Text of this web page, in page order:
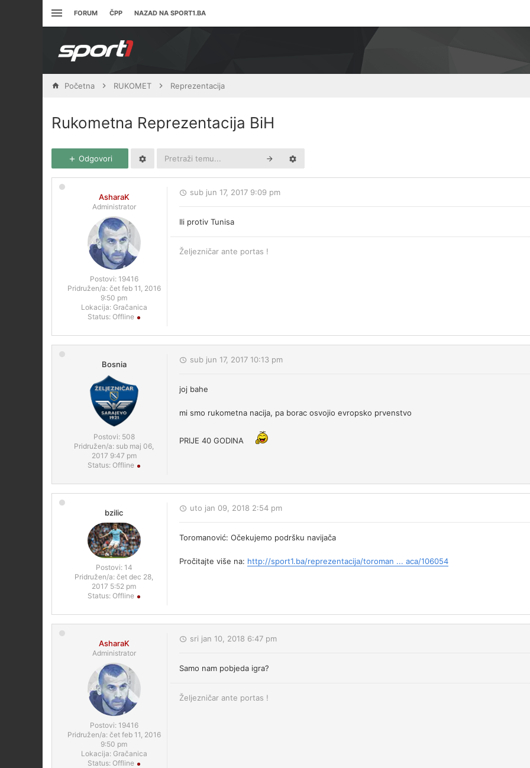
FORUM ČPP NAZAD NA SPORT1.BA
Početna RUKOMET Reprezentacija
Rukometna Reprezentacija BiH
Odgovori
AsharaK
Administrator
Postovi: 19416
Pridružen/a: čet feb 11, 2016
9:50 pm
Lokacija:Gračanica
Status: Offline
sub jun 17, 2017 9:09 pm
Ili protiv Tunisa
Željezničar ante portas !
Bosnia
Postovi: 508
Pridružen/a: sub maj 06,
2017 9:47 pm
Status: Offline
sub jun 17, 2017 10:13 pm
joj bahe
mi smo rukometna nacija, pa borac osvojio evropsko prvenstvo
PRIJE 40 GODINA
bzilic
Postovi: 14
Pridružen/a: čet dec 28,
2017 5:52 pm
Status: Offline
uto jan 09, 2018 2:54 pm
Toromanović: Očekujemo podršku navijača
Pročitajte više na: http://sport1.ba/reprezentacija/toroman ... aca/106054
AsharaK
Administrator
Postovi: 19416
Pridružen/a: čet feb 11, 2016
9:50 pm
Lokacija:Gračanica
Status: Offline
sri jan 10, 2018 6:47 pm
Samo nam pobjeda igra?
Željezničar ante portas !